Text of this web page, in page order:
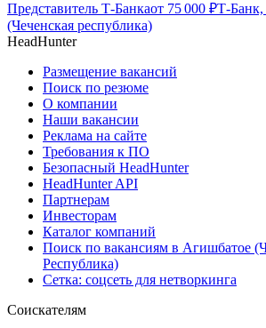
Представитель Т-Банкаот 75 000 ₽Т-
(Чеченская республика)
HeadHunter
Размещение вакансий
Поиск по резюме
О компании
Наши вакансии
Реклама на сайте
Требования к ПО
Безопасный HeadHunter
HeadHunter API
Партнерам
Инвесторам
Каталог компаний
Поиск по вакансиям в Агишбатое
Республика)
Сетка: соцсеть для нетворкинга
Соискателям